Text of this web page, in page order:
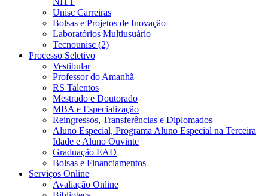
Unisc Carreiras
Bolsas e Projetos de Inovação
Laboratórios Multiusuário
Tecnounisc (2)
Processo Seletivo
Vestibular
Professor do Amanhã
RS Talentos
Mestrado e Doutorado
MBA e Especialização
Reingressos, Transferências e Diplomados
Aluno Especial, Programa Aluno Especial na Terceira
Idade e Aluno Ouvinte
Graduação EAD
Bolsas e Financiamentos
Serviços Online
Avaliação Online